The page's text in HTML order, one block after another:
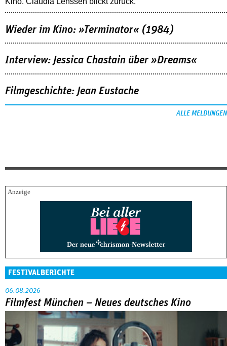
Wieder im Kino: »Terminator« (1984)
Interview: Jessica Chastain über »Dreams«
Filmgeschichte: Jean Eustache
ALLE MELDUNGEN
FESTIVALBERICHTE
06.08.2026
Filmfest München – Neues deutsches Kino